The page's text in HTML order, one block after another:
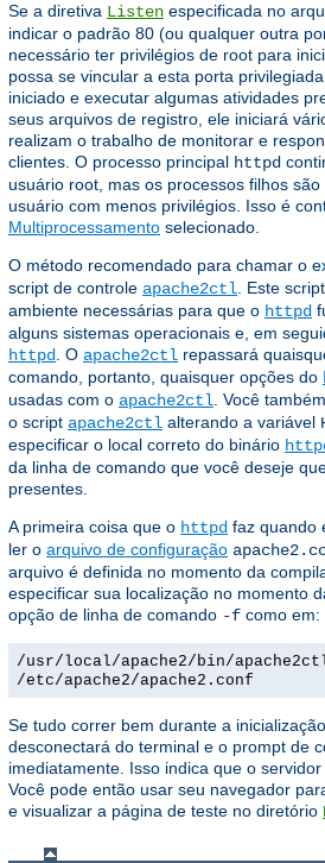
Se a diretiva Listen especificada no
indicar o padrão 80 (ou qualquer outra
necessário ter privilégios de root para
possa se vincular a esta porta
iniciado e executar algumas atividades
seus arquivos de registro, ele iniciará
realizam o trabalho de monitorar e
clientes. O processo principal httpd
usuário root, mas os processos filhos
usuário com menos privilégios. Isso é
Multiprocessamento selecionado.
O método recomendado para chamar o
script de controle apache2ctl . Este
ambiente necessárias para que o httpd
alguns sistemas operacionais e, em
httpd
. O apache2ctl repassará
comando, portanto, quaisquer opções do
usadas com o apache2ctl . Você
o script apache2ctl alterando a variável
especificar o local correto do binário
da linha de comando que você deseje
presentes.
A primeira coisa que o httpd faz quando
ler o arquivo de configuração
arquivo é definida no momento da
especificar sua localização no momento
opção de linha de comando -f como em:
/usr/local/apache2/bin/
/etc/apache2/apache2.conf
Se tudo correr bem durante a
desconectará do terminal e o prompt de
imediatamente. Isso indica que o
Você pode então usar seu navegador
e visualizar a página de teste no diretório